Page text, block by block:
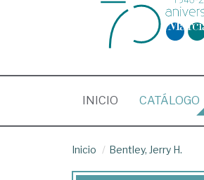
INICIO (CURRENT)
CATÁLOGO
Inicio Bentley, Jerry H.